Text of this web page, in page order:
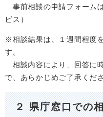
事前相談の申請フォーム
ビス）
※相談結果は、１週間程度
す。
相談内容により、回答に
で、あらかじめご了承くださ
２ 県庁窓口での